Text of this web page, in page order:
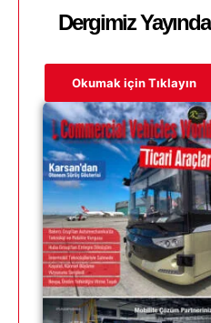
Dergimiz Yayında
Okumak için Tıklayın